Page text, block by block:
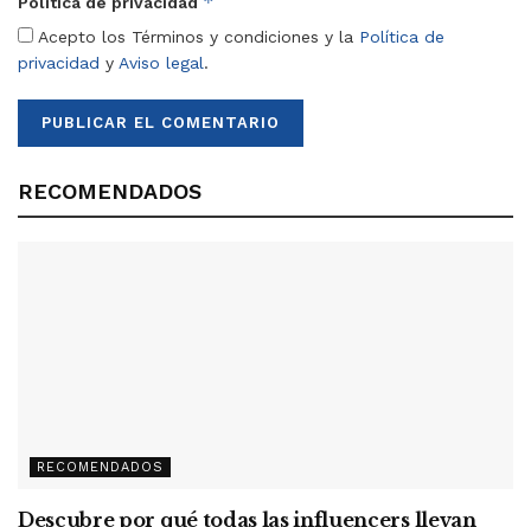
Acepto los Términos y condiciones y la Política de
privacidad y Aviso legal.
RECOMENDADOS
RECOMENDADOS
Descubre por qué todas las influencers llevan